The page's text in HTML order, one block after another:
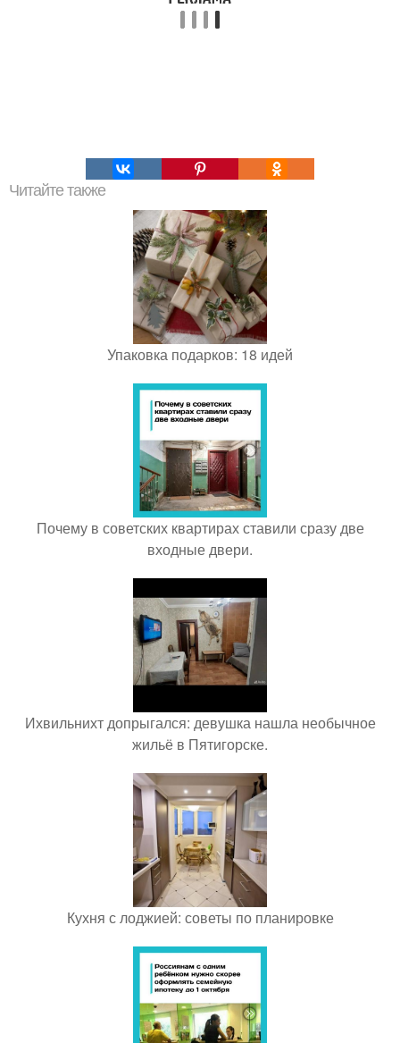
Читайте также
Упаковка подарков: 18 идей
Почему в советских квартирах ставили сразу две
входные двери.
Ихвильнихт допрыгался: девушка нашла необычное
жильё в Пятигорске.
Кухня с лоджией: советы по планировке